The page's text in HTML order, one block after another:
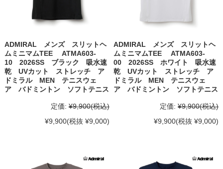
ADMIRAL メンズ スリットヘ
ムミニマムTEE ATMA603-
10 2026SS ブラック 吸水速
乾 UVカット ストレッチ ア
ドミラル MEN テニスウェ
ア バドミントン ソフトテニス
定価: ¥9,900(税込)
¥9,900(税抜 ¥9,000)
ADMIRAL メンズ スリットヘ
ムミニマムTEE ATMA603-
00 2026SS ホワイト 吸水速
乾 UVカット ストレッチ ア
ドミラル MEN テニスウェ
ア バドミントン ソフトテニス
定価: ¥9,900(税込)
¥9,900(税抜 ¥9,000)